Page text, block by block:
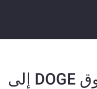
بيانات السوق DOGE إلى